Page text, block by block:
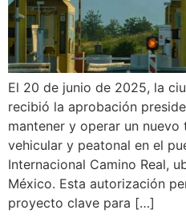
El 20 de junio de 2025, la
recibió la aprobación
mantener y operar un
vehicular y peatonal en el
Internacional Camino Real,
México. Esta autorización
proyecto clave para […]